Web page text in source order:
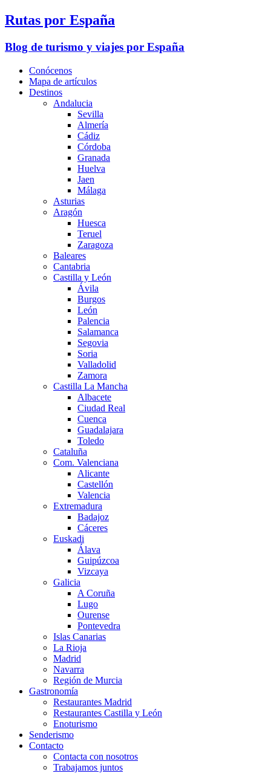
Rutas por España
Blog de turismo y viajes por España
Conócenos
Mapa de artículos
Destinos
Andalucia
Sevilla
Almería
Cádiz
Córdoba
Granada
Huelva
Jaen
Málaga
Asturias
Aragón
Huesca
Teruel
Zaragoza
Baleares
Cantabria
Castilla y León
Ávila
Burgos
León
Palencia
Salamanca
Segovia
Soria
Valladolid
Zamora
Castilla La Mancha
Albacete
Ciudad Real
Cuenca
Guadalajara
Toledo
Cataluña
Com. Valenciana
Alicante
Castellón
Valencia
Extremadura
Badajoz
Cáceres
Euskadi
Álava
Guipúzcoa
Vizcaya
Galicia
A Coruña
Lugo
Ourense
Pontevedra
Islas Canarias
La Rioja
Madrid
Navarra
Región de Murcia
Gastronomía
Restaurantes Madrid
Restaurantes Castilla y León
Enoturismo
Senderismo
Contacto
Contacta con nosotros
Trabajamos juntos